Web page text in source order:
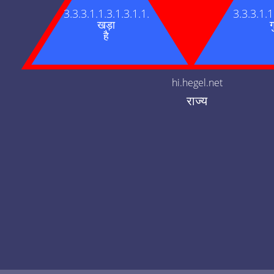
3.3.3.1.1.3.1.3.1.1.
खड़ा
है
hi.hegel.net
राज्य